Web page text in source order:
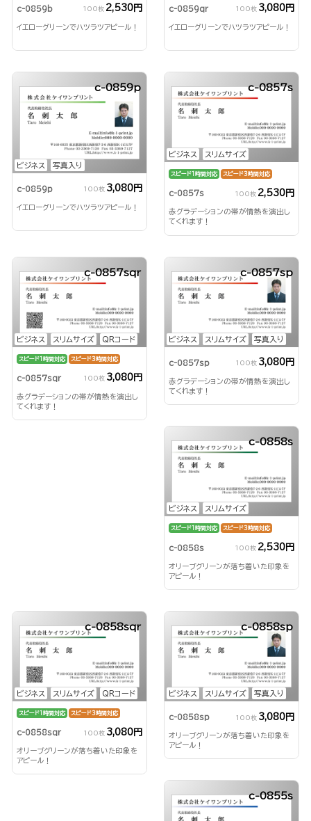
c-0859b 100枚 2,530円
イエローグリーンでハツラツアピール！
c-0859qr 100枚 3,080円
イエローグリーンでハツラツアピール！
ビジネス 写真入り
c-0859p
c-0859p 100枚 3,080円
イエローグリーンでハツラツアピール！
ビジネス スリムサイズ
c-0857s
スピード1時間対応 スピード3時間対応
c-0857s 100枚 2,530円
赤グラデーションの帯が情熱を演出し
てくれます！
ビジネス スリムサイズ QRコード
c-0857sqr
スピード1時間対応 スピード3時間対応
c-0857sqr 100枚 3,080円
赤グラデーションの帯が情熱を演出し
てくれます！
ビジネス スリムサイズ 写真入り
c-0857sp
c-0857sp 100枚 3,080円
赤グラデーションの帯が情熱を演出し
てくれます！
ビジネス スリムサイズ
c-0858s
スピード1時間対応 スピード3時間対応
c-0858s 100枚 2,530円
オリーブグリーンが落ち着いた印象を
アピール！
ビジネス スリムサイズ QRコード
c-0858sqr
スピード1時間対応 スピード3時間対応
c-0858sqr 100枚 3,080円
オリーブグリーンが落ち着いた印象を
アピール！
ビジネス スリムサイズ 写真入り
c-0858sp
c-0858sp 100枚 3,080円
オリーブグリーンが落ち着いた印象を
アピール！
c-0855s